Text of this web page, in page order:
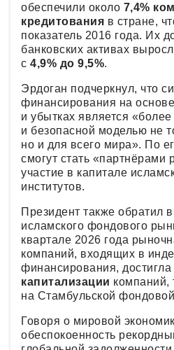
обеспечили около 7,4%
кредитования в стране,
показатель 2016 года. Их
банковских активах
с 4,9% до 9,5%.
Эрдоган подчеркнул, что
финансирования на
и убытках является
и безопасной моделью не
но и для всего мира». По
смогут стать «партнёрами
участие в капитале
институтов.
Президент также обратил
исламского фондового
квартале 2026 года
компаний, входящих в
финансирования, достигла
капитализации компаний,
на Стамбульской
Говоря о мировой
обеспокоенность